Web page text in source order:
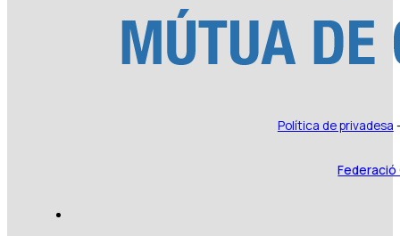
Política de privadesa
Federació